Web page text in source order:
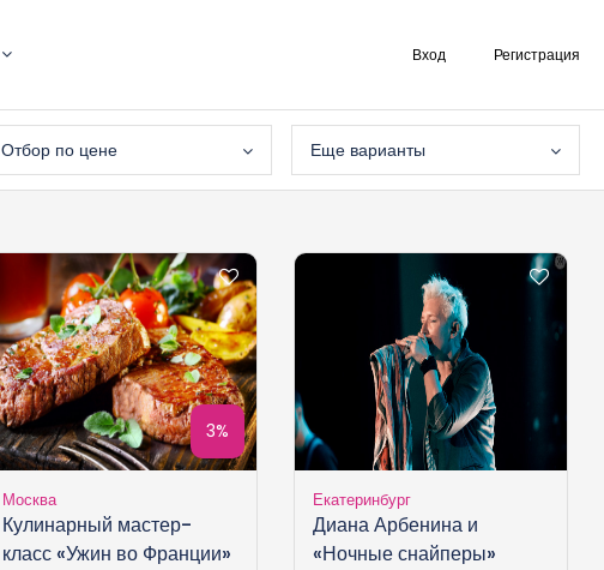
Вход Регистрация
Отбор по цене Еще варианты
3%
Москва
Кулинарный мастер-
класс «Ужин во Франции»
Екатеринбург
Диана Арбенина и
«Ночные снайперы»